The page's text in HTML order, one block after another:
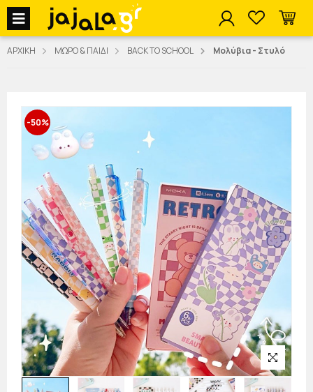
jajala Menu
ΑΡΧΙΚΗ ΜΩΡΟ & ΠΑΙΔΙ BACK TO SCHOOL Μολύβια - Στυλό
-50%